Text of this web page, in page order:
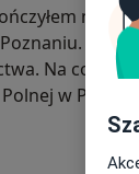
na
Na co
w